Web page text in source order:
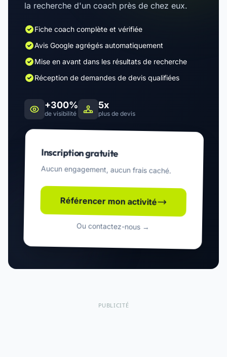
la recherche d'un coach près de chez eux.
Fiche coach complète et vérifiée
Avis Google agrégés automatiquement
Mise en avant dans les résultats de recherche
Réception de demandes de devis qualifiées
+300%
de visibilité
5x
plus de devis
Inscription gratuite
Aucun engagement, aucun frais caché.
Référencer mon activité
Ou contactez-nous →
PUBLICITÉ